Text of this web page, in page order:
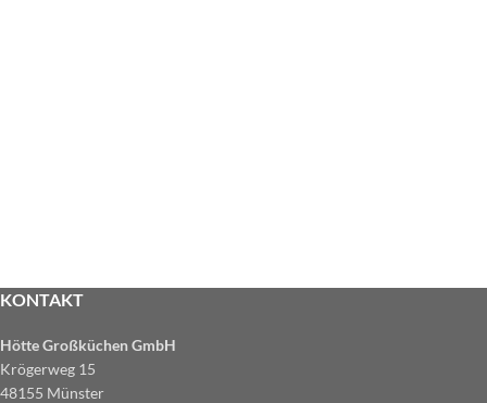
KONTAKT
Hötte Großküchen GmbH
Krögerweg 15
48155 Münster